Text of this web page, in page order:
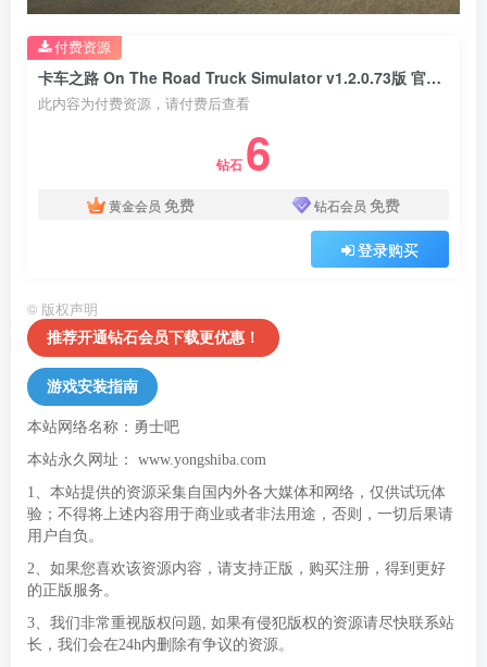
卡车之路 On The Road Truck Simulator v1.2.0.73版 官方中文
此内容为付费资源，请付费后查看
钻石 6
黄金会员 免费 钻石会员 免费
登录购买
付费资源
© 版权声明
推荐开通钻石会员下载更优惠！
游戏安装指南
本站网络名称：勇士吧
本站永久网址： www.yongshiba.com
1、本站提供的资源采集自国内外各大媒体和网络，仅供试玩体
验；不得将上述内容用于商业或者非法用途，否则，一切后果请
用户自负。
2、如果您喜欢该资源内容，请支持正版，购买注册，得到更好
的正版服务。
3、我们非常重视版权问题, 如果有侵犯版权的资源请尽快联系站
长，我们会在24h内删除有争议的资源。